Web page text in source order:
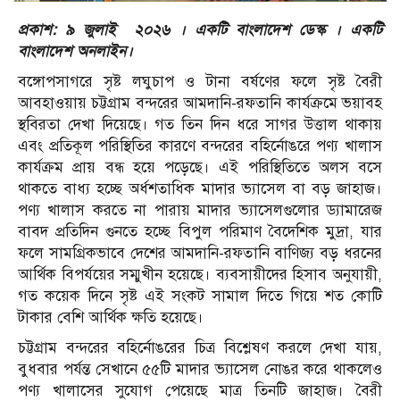
প্রকাশ: ৯ জুলাই ২০২৬ । একটি বাংলাদেশ ডেস্ক । একটি
বাংলাদেশ অনলাইন।
বঙ্গোপসাগরে সৃষ্ট লঘুচাপ ও টানা বর্ষণের ফলে সৃষ্ট বৈরী
আবহাওয়ায় চট্টগ্রাম বন্দরের আমদানি-রফতানি কার্যক্রমে ভয়াবহ
স্থবিরতা দেখা দিয়েছে। গত তিন দিন ধরে সাগর উত্তাল থাকায়
এবং প্রতিকূল পরিস্থিতির কারণে বন্দরের বহির্নোঙরে পণ্য খালাস
কার্যক্রম প্রায় বন্ধ হয়ে পড়েছে। এই পরিস্থিতিতে অলস বসে
থাকতে বাধ্য হচ্ছে অর্ধশতাধিক মাদার ভ্যাসেল বা বড় জাহাজ।
পণ্য খালাস করতে না পারায় মাদার ভ্যাসেলগুলোর ড্যামারেজ
বাবদ প্রতিদিন গুনতে হচ্ছে বিপুল পরিমাণ বৈদেশিক মুদ্রা, যার
ফলে সামগ্রিকভাবে দেশের আমদানি-রফতানি বাণিজ্য বড় ধরনের
আর্থিক বিপর্যয়ের সম্মুখীন হয়েছে। ব্যবসায়ীদের হিসাব অনুযায়ী,
গত কয়েক দিনে সৃষ্ট এই সংকট সামাল দিতে গিয়ে শত কোটি
টাকার বেশি আর্থিক ক্ষতি হয়েছে।
চট্টগ্রাম বন্দরের বহির্নোঙরের চিত্র বিশ্লেষণ করলে দেখা যায়,
বুধবার পর্যন্ত সেখানে ৫৫টি মাদার ভ্যাসেল নোঙর করে থাকলেও
পণ্য খালাসের সুযোগ পেয়েছে মাত্র তিনটি জাহাজ। বৈরী